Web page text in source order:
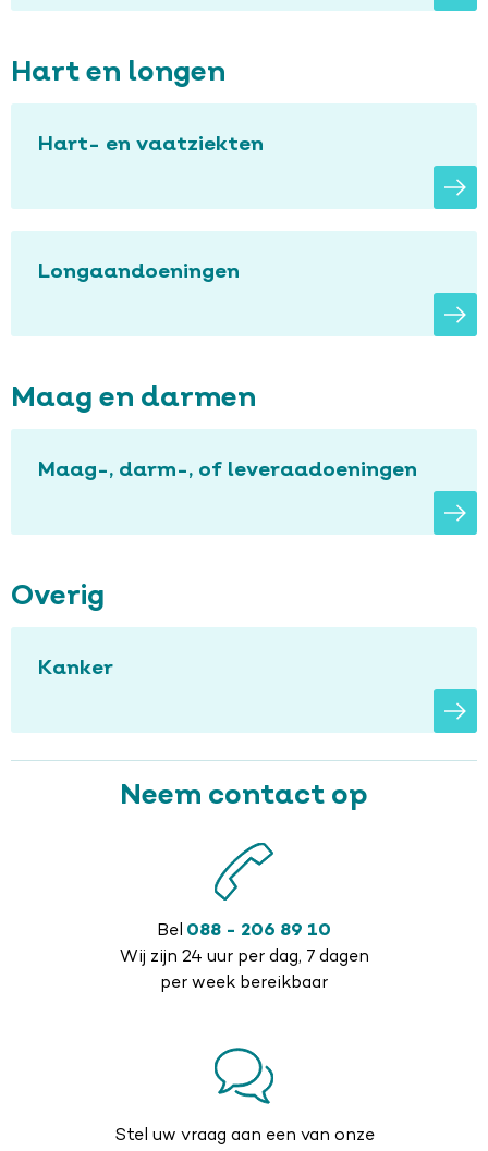
Hart en longen
Hart- en vaatziekten
Longaandoeningen
Maag en darmen
Maag-, darm-, of leveraadoeningen
Overig
Kanker
Neem contact op
Bel 088 - 206 89 10
Wij zijn 24 uur per dag, 7 dagen
per week bereikbaar
Stel uw vraag aan een van onze